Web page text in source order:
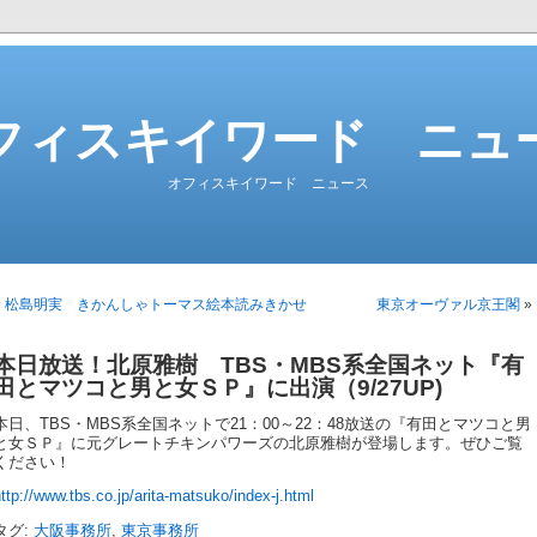
ィスキイワード ニュ
オフィスキイワード ニュース
松島明実 きかんしゃトーマス絵本読みきかせ 東京オーヴァル京王閣 »
日放送！北原雅樹 TBS・MBS系全国ネット『有
とマツコと男と女ＳＰ』に出演（9/27UP)
日、TBS・MBS系全国ネットで21：00～22：48放送の『有田とマツコと男
女ＳＰ』に元グレートチキンパワーズの北原雅樹が登場します。ぜひご覧
ださい！
www.tbs.co.jp/arita-matsuko/index-j.html
グ: 大阪事務所 東京事務所